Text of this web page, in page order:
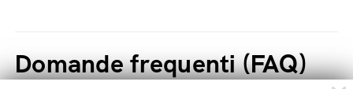
Domande frequenti (FAQ)